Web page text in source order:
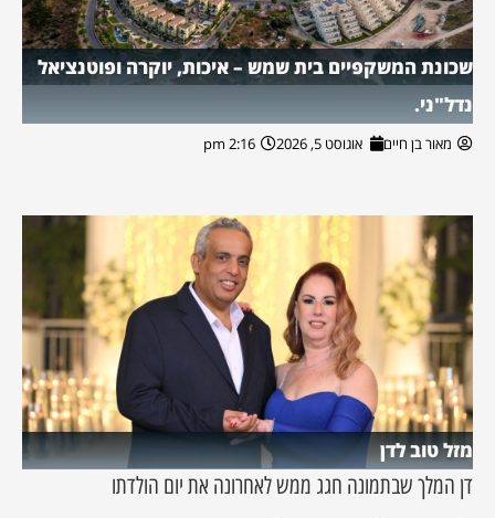
שכונת המשקפיים בית שמש – איכות, יוקרה ופוטנציאל
נדל"ני.
מאור בן חיים אוגוסט 5, 2026 2:16 pm
מזל טוב לדן
דן המלך שבתמונה חגג ממש לאחרונה את יום הולדתו